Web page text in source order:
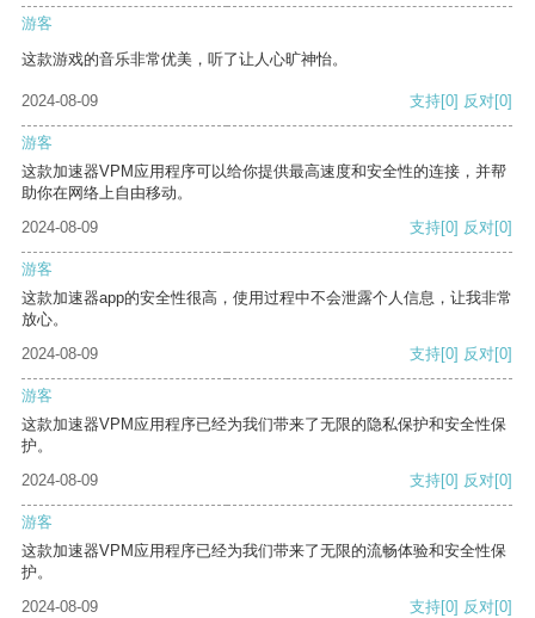
游客
这款游戏的音乐非常优美，听了让人心旷神怡。
2024-08-09 支持[0] 反对[0]
游客
这款加速器VPM应用程序可以给你提供最高速度和安全性的连接，并帮
助你在网络上自由移动。
2024-08-09
支持[0] 反对[0]
游客
这款加速器app的安全性很高，使用过程中不会泄露个人信息，让我非常
放心。
2024-08-09
支持[0] 反对[0]
游客
这款加速器VPM应用程序已经为我们带来了无限的隐私保护和安全性保
护。
2024-08-09
支持[0] 反对[0]
游客
这款加速器VPM应用程序已经为我们带来了无限的流畅体验和安全性保
护。
2024-08-09
支持[0] 反对[0]